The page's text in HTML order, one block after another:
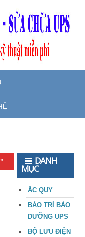
DANH
MỤC
ẮC QUY
BẢO TRÌ BẢO
DƯỠNG UPS
BỘ LƯU ĐIỆN